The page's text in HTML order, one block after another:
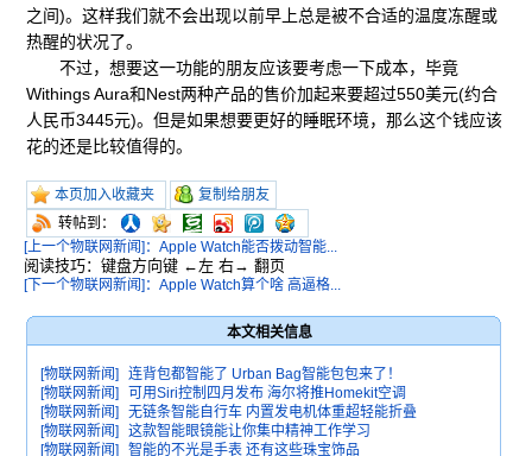
之间)。这样我们就不会出现以前早上总是被不合适的温度冻醒或
热醒的状况了。
不过，想要这一功能的朋友应该要考虑一下成本，毕竟
Withings Aura和Nest两种产品的售价加起来要超过550美元(约合
人民币3445元)。但是如果想要更好的睡眠环境，那么这个钱应该
花的还是比较值得的。
本页加入收藏夹
复制给朋友
转帖到：
[上一个物联网新闻]：Apple Watch能否拨动智能...
阅读技巧：键盘方向键 ←左 右→ 翻页
[下一个物联网新闻]：Apple Watch算个啥 高逼格...
本文相关信息
[物联网新闻]
连背包都智能了 Urban Bag智能包包来了！
[物联网新闻]
可用Siri控制四月发布 海尔将推Homekit空调
[物联网新闻]
无链条智能自行车 内置发电机体重超轻能折叠
[物联网新闻]
这款智能眼镜能让你集中精神工作学习
[物联网新闻]
智能的不光是手表 还有这些珠宝饰品